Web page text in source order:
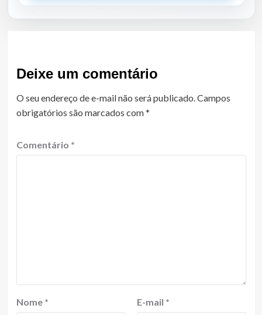
Deixe um comentário
O seu endereço de e-mail não será publicado. Campos
obrigatórios são marcados com*
Comentário *
Nome * E-mail *